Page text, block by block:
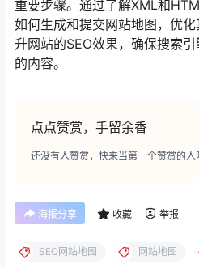
重要步骤。通过了解XML和
如何生成和提交网站地图，优
升网站的SEO效果，确保搜索
的内容。
点点赞赏，手留余香
还没有人赞赏，快来当第一个赞赏的人
海报分享 收藏 举报
SEO网站地图 网站地图